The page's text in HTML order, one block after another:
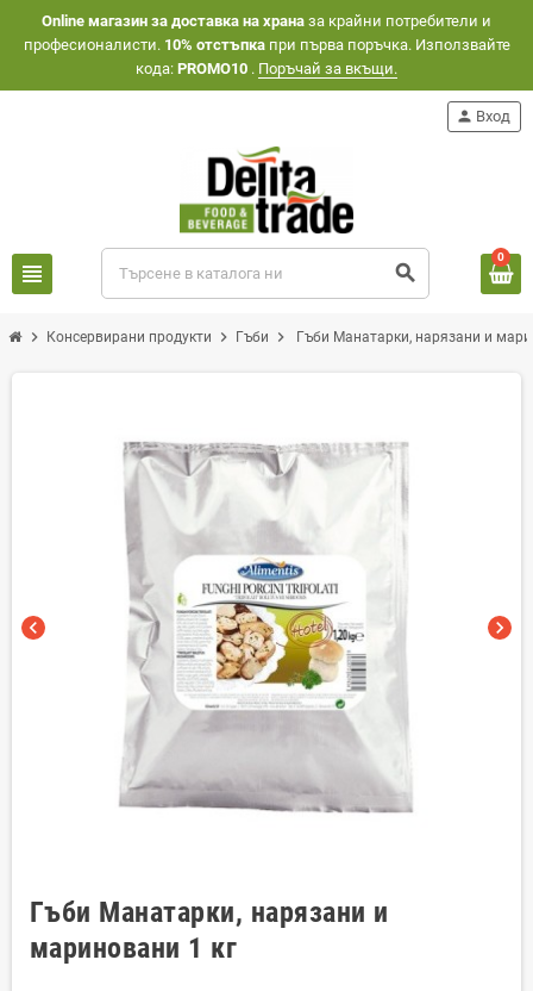
Оnline магазин за доставка на храна за крайни потребители и
професионалисти. 10% отстъпкапри първа поръчка. Използвайте
кода: PROMO10 . Поръчай за вкъщи.
view_headline search
person Вход
0
chevron_right Консервирани продукти chevron_right Гъби chevron_right Гъби Манатарки, нарязани и
chevron_left chevron_right
Гъби Манатарки, нарязани и
мариновани 1 кг